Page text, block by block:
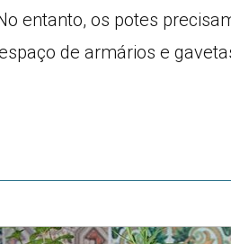
entanto, os potes
de armários e